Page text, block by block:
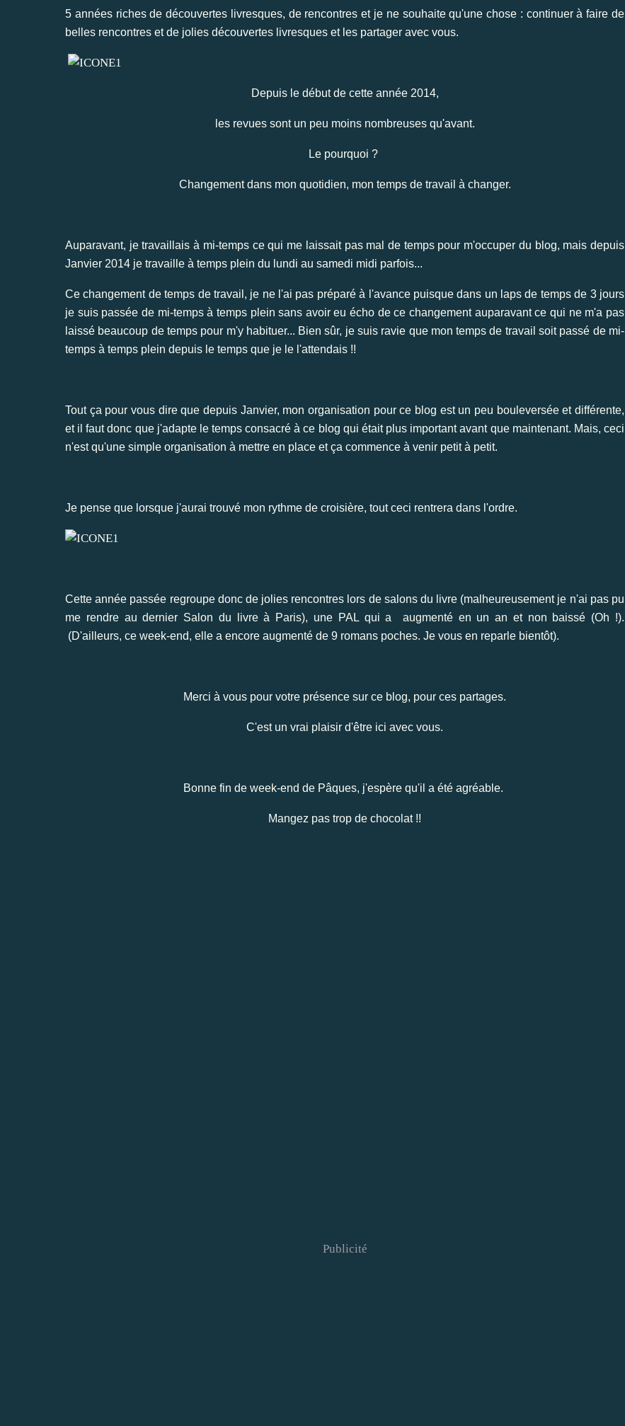
5 années riches de découvertes livresques, de rencontres et je ne souhaite qu'une chose : continuer à faire de
belles rencontres et de jolies découvertes livresques et les partager avec vous.
Depuis le début de cette année 2014,
les revues sont un peu moins nombreuses qu'avant.
Le pourquoi ?
Changement dans mon quotidien, mon temps de travail à changer.
Auparavant, je travaillais à mi-temps ce qui me laissait pas mal de temps pour m'occuper du blog, mais depuis
Janvier 2014 je travaille à temps plein du lundi au samedi midi parfois...
Ce changement de temps de travail, je ne l'ai pas préparé à l'avance puisque dans un laps de temps de 3 jours
je suis passée de mi-temps à temps plein sans avoir eu écho de ce changement auparavant ce qui ne m'a pas
laissé beaucoup de temps pour m'y habituer... Bien sûr, je suis ravie que mon temps de travail soit passé de mi-
temps à temps plein depuis le temps que je le l'attendais !!
Tout ça pour vous dire que depuis Janvier, mon organisation pour ce blog est un peu bouleversée et différente,
et il faut donc que j'adapte le temps consacré à ce blog qui était plus important avant que maintenant. Mais, ceci
n'est qu'une simple organisation à mettre en place et ça commence à venir petit à petit.
Je pense que lorsque j'aurai trouvé mon rythme de croisière, tout ceci rentrera dans l'ordre.
Cette année passée regroupe donc de jolies rencontres lors de salons du livre (malheureusement je n'ai pas pu
me rendre au dernier Salon du livre à Paris), une PAL qui a augmenté en un an et non baissé (Oh !).
(D'ailleurs, ce week-end, elle a encore augmenté de 9 romans poches. Je vous en reparle bientôt).
Merci à vous pour votre présence sur ce blog, pour ces partages.
C'est un vrai plaisir d'être ici avec vous.
Bonne fin de week-end de Pâques, j'espère qu'il a été agréable.
Mangez pas trop de chocolat !!
Publicité